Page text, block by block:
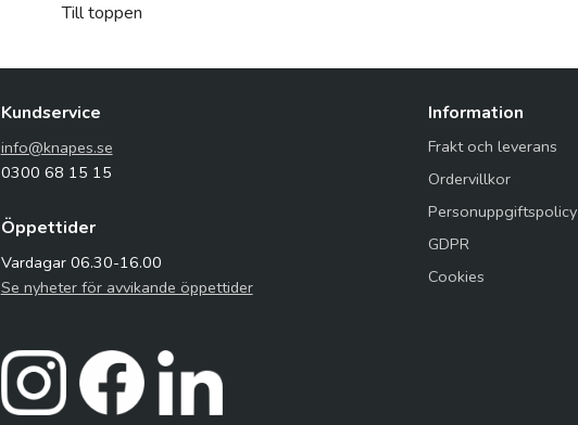
Till toppen
Kundservice
info@knapes.se
0300 68 15 15
Öppettider
Vardagar 06.30-16.00
Se nyheter för avvikande öppettider
Information
Frakt och leverans
Ordervillkor
Personuppgiftspolicy
GDPR
Cookies